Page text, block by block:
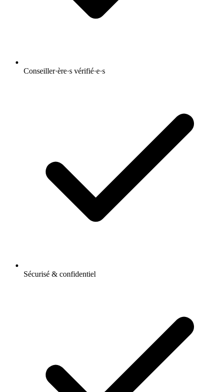
Conseiller·ère·s vérifié·e·s
Sécurisé & confidentiel